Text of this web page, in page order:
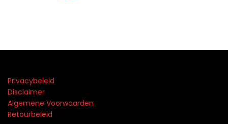
Privacybeleid
Disclaimer
Algemene Voorwaarden
Retourbeleid